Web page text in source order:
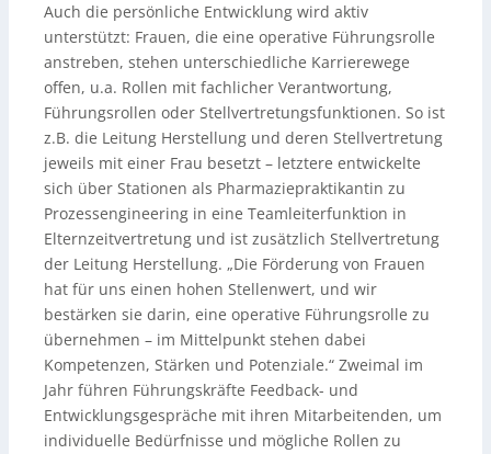
Auch die persönliche Entwicklung wird aktiv
unterstützt: Frauen, die eine operative Führungsrolle
anstreben, stehen unterschiedliche Karrierewege
offen, u.a. Rollen mit fachlicher Verantwortung,
Führungsrollen oder Stellvertretungsfunktionen. So ist
z.B. die Leitung Herstellung und deren Stellvertretung
jeweils mit einer Frau besetzt – letztere entwickelte
sich über Stationen als Pharmaziepraktikantin zu
Prozessengineering in eine Teamleiterfunktion in
Elternzeitvertretung und ist zusätzlich Stellvertretung
der Leitung Herstellung. „Die Förderung von Frauen
hat für uns einen hohen Stellenwert, und wir
bestärken sie darin, eine operative Führungsrolle zu
übernehmen – im Mittelpunkt stehen dabei
Kompetenzen, Stärken und Potenziale.“ Zweimal im
Jahr führen Führungskräfte Feedback- und
Entwicklungsgespräche mit ihren Mitarbeitenden, um
individuelle Bedürfnisse und mögliche Rollen zu